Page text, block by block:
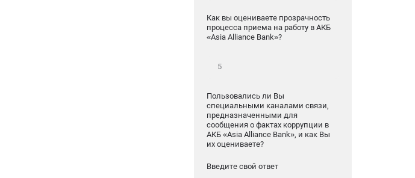
Как вы оцениваете прозрачность
процесса приема на работу в АКБ
«Asia Alliance Bank»?
Пользовались ли Вы
специальными каналами связи,
предназначенными для
сообщения о фактах коррупции в
АКБ «Asia Alliance Bank», и как Вы
их оцениваете?
Введите свой ответ